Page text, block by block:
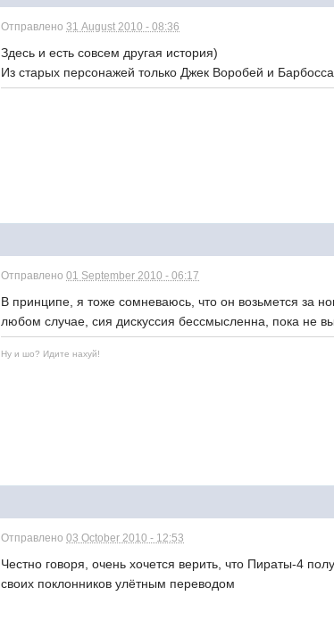
Отправлено31 August 2010 - 08:36
Здесь и есть совсем другая история)
Из старых персонажей только Джек Воробей и
Отправлено01 September 2010 - 06:17
В принципе, я тоже сомневаюсь, что он возьмется за
любом случае, сия дискуссия бессмысленна, пока не
Ну и шо? Идите нахуй!
Отправлено03 October 2010 - 12:53
Честно говоря, очень хочется верить, что Пираты-4
своих поклонников улётным переводом